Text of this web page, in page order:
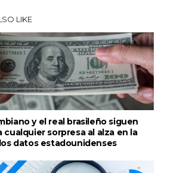
LIKE
y el real brasileño siguen
cualquier sorpresa al alza en la
datos estadounidenses